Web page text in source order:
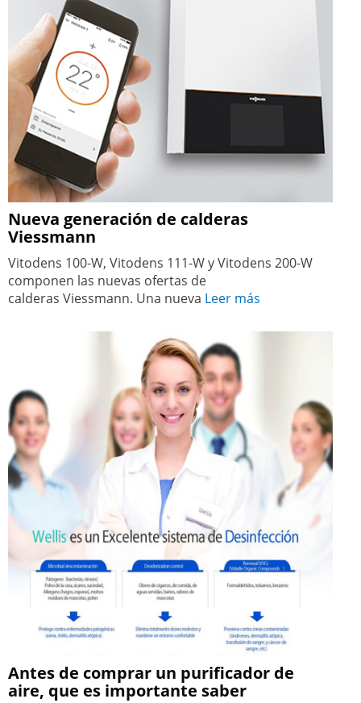
Nueva generación de calderas
Viessmann
Vitodens 100-W, Vitodens 111-W y Vitodens 200-W
componen las nuevas ofertas de
calderas Viessmann. Una nueva Leer más
Antes de comprar un purificador de
aire, que es importante saber